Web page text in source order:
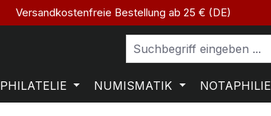
Versandkostenfreie Bestellung ab 25 € (DE)
PHILATELIE NUMISMATIK NOTAPHILIE